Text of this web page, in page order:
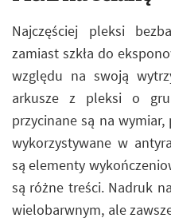
Najczęściej pleksi
zamiast szkła do
względu na swoją
arkusze z pleksi o
przycinane są na
wykorzystywane w
są elementy
są różne treści. Nadruk
wielobarwnym, ale